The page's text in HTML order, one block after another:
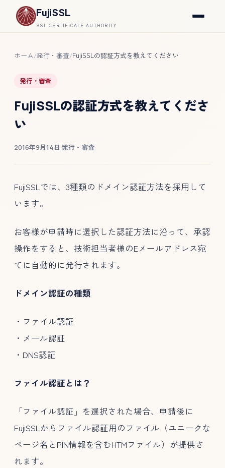
FujiSSL
SSL CERTIFICATE AUTHORITY
ホーム/発行・審査/FujiSSLの認証方式を教えてください
発行・審査
FujiSSLの認証方式を教えてくださ
い
2016年9月14日·発行・審査
FujiSSLでは、3種類のドメイン認証方法を採用して
います。
お客様が申請時に選択した認証方法に沿って、承認
操作をすると、技術担当者様のEメールアドレス宛
てに自動的に発行されます。
ドメイン認証の種類
・ファイル認証
・メール認証
・DNS認証
ファイル認証とは？
「ファイル認証」を選択された場合、申請後に
FujiSSLからファイル認証用のファイル（ユニークな
ページ名とPIN情報を含むHTMファイル）が提供さ
れます。